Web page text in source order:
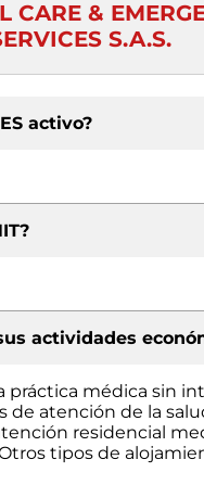
CARE &
S.A.S.
activo?
actividades
práctica médica sin
de atención de la
residencial
tipos de